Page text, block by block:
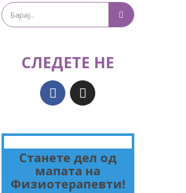
СЛЕДЕТЕ НЕ
Станете дел од
мапата на
Физиотерапевти!